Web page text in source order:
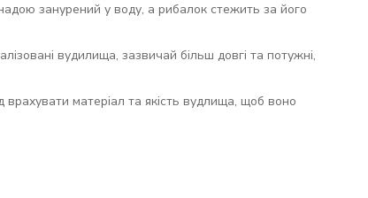
занурений у воду, а рибалок стежить за його
вудилища, зазвичай більш довгі та потужні,
матеріал та якість вудлища, щоб воно